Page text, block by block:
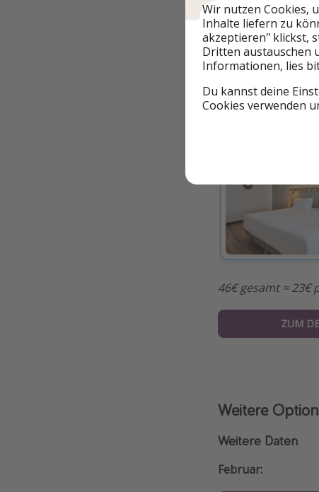
Details
Reisebeispiel:
46€ gesamt = 23€
ZUM
Weitere
Weitere Daten
Februar:
Wir nutzen Cookies,
Inhalte liefern zu
akzeptieren" klickst,
Dritten austauschen
Informationen, lies
Du kannst deine
Cookies verwenden